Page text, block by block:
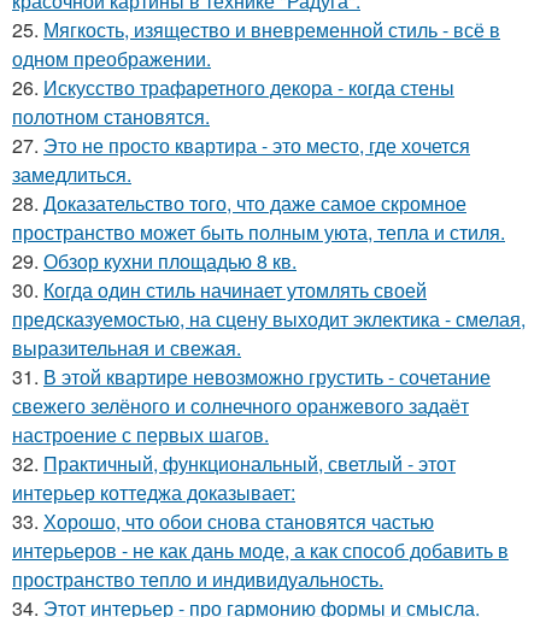
25. Мягкость, изящество и вневременной стиль - всё в
одном преображении.
26. Искусство трафаретного декора - когда стены
полотном становятся.
27. Это не просто квартира - это место, где хочется
замедлиться.
28. Доказательство того, что даже самое скромное
пространство может быть полным уюта, тепла и стиля.
29. Обзор кухни площадью 8 кв.
30. Когда один стиль начинает утомлять своей
предсказуемостью, на сцену выходит эклектика - смелая,
выразительная и свежая.
31. В этой квартире невозможно грустить - сочетание
свежего зелёного и солнечного оранжевого задаёт
настроение с первых шагов.
32. Практичный, функциональный, светлый - этот
интерьер коттеджа доказывает:
33. Хорошо, что обои снова становятся частью
интерьеров - не как дань моде, а как способ добавить в
пространство тепло и индивидуальность.
34. Этот интерьер - про гармонию формы и смысла.